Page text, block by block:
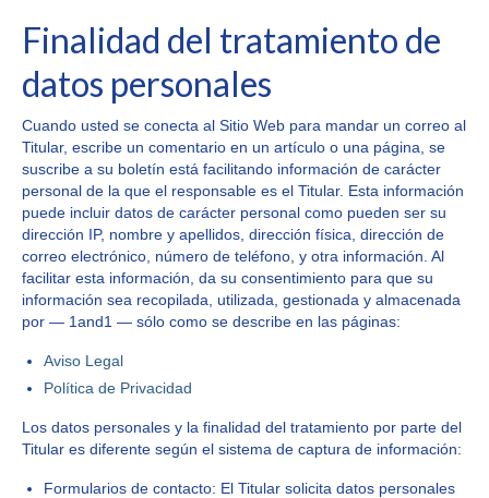
Finalidad del tratamiento de
datos personales
Cuando usted se conecta al Sitio Web para mandar un correo al
Titular, escribe un comentario en un artículo o una página, se
suscribe a su boletín está facilitando información de carácter
personal de la que el responsable es el Titular. Esta información
puede incluir datos de carácter personal como pueden ser su
dirección IP, nombre y apellidos, dirección física, dirección de
correo electrónico, número de teléfono, y otra información. Al
facilitar esta información, da su consentimiento para que su
información sea recopilada, utilizada, gestionada y almacenada
por — 1and1 — sólo como se describe en las páginas:
Aviso Legal
Política de Privacidad
Los datos personales y la finalidad del tratamiento por parte del
Titular es diferente según el sistema de captura de información:
Formularios de contacto: El Titular solicita datos personales